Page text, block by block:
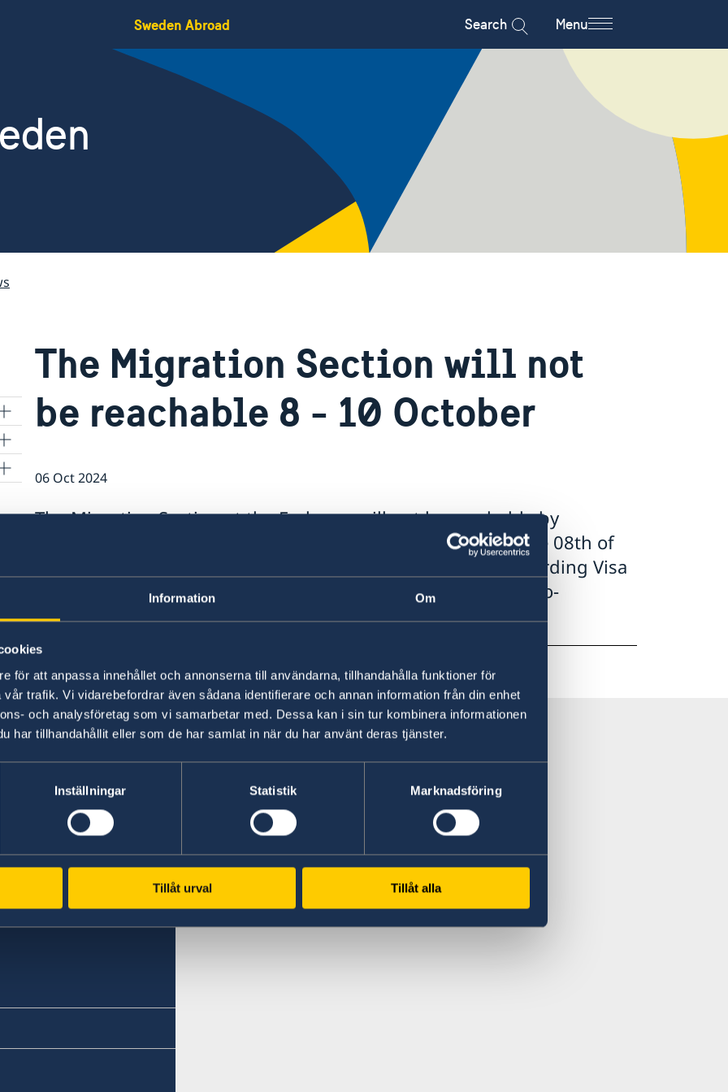
Information Om
för att anpassa innehållet och annonserna till användarna, tillhandahålla funktioner för
trafik. Vi vidarebefordrar även sådana identifierare och annan information från din enhet
och analysföretag som vi samarbetar med. Dessa kan i sin tur kombinera informationen
har tillhandahållit eller som de har samlat in när du har använt deras tjänster.
Inställningar Statistik Marknadsföring
Tillåt urval Tillåt alla
Sweden Abroad Search Menu
The Migration Section will not
be reachable 8 - 10 October
06 Oct 2024
The Migration Section at the Embassy will not be reachable by
telephone (between 13.00 & 14.00) during the days from the 08th of
October till the 10th of October 2024. For any inquiries regarding Visa
or Permit applications, kindly e-mail us via ambassaden.kairo-
visum@gov.se